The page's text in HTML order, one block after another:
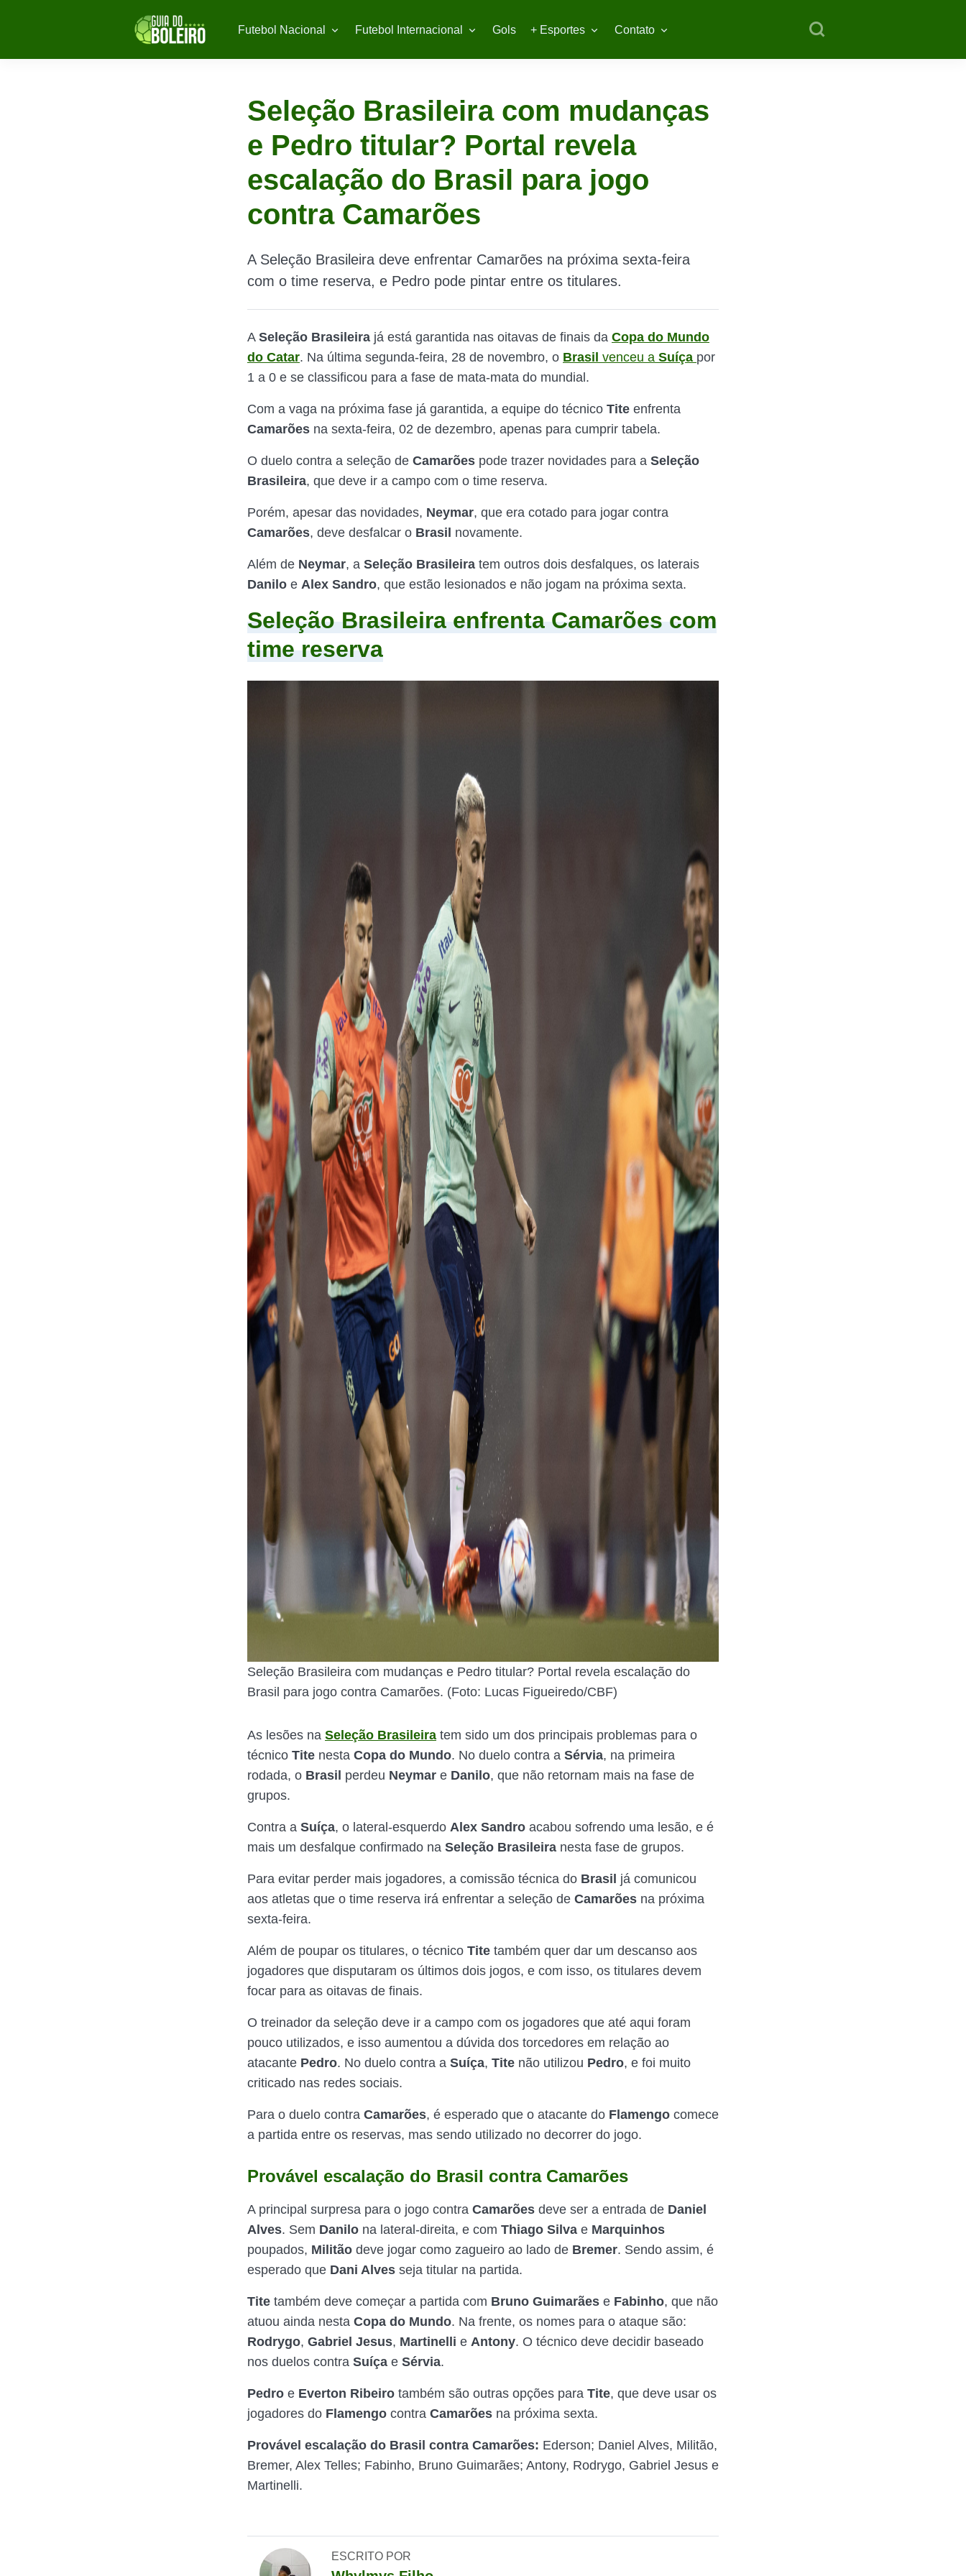
Futebol Nacional Futebol Internacional Gols + Esportes Contato
Seleção Brasileira com mudanças
e Pedro titular? Portal revela
escalação do Brasil para jogo
contra Camarões
A Seleção Brasileira deve enfrentar Camarões na próxima sexta-feira
com o time reserva, e Pedro pode pintar entre os titulares.
A Seleção Brasileira já está garantida nas oitavas de finais da Copa do Mundo
do Catar. Na última segunda-feira, 28 de novembro, o Brasil venceu a Suíça por
1 a 0 e se classificou para a fase de mata-mata do mundial.
Com a vaga na próxima fase já garantida, a equipe do técnico Tite enfrenta
Camarões na sexta-feira, 02 de dezembro, apenas para cumprir tabela.
O duelo contra a seleção de Camarões pode trazer novidades para a Seleção
Brasileira, que deve ir a campo com o time reserva.
Porém, apesar das novidades, Neymar, que era cotado para jogar contra
Camarões, deve desfalcar o Brasil novamente.
Além de Neymar, a Seleção Brasileira tem outros dois desfalques, os laterais
Danilo e Alex Sandro, que estão lesionados e não jogam na próxima sexta.
Seleção Brasileira enfrenta Camarões com
time reserva
Seleção Brasileira com mudanças e Pedro titular? Portal revela escalação do
Brasil para jogo contra Camarões. (Foto: Lucas Figueiredo/CBF)
As lesões na Seleção Brasileira tem sido um dos principais problemas para o
técnico Tite nesta Copa do Mundo. No duelo contra a Sérvia, na primeira
rodada, o Brasil perdeu Neymar e Danilo, que não retornam mais na fase de
grupos.
Contra a Suíça, o lateral-esquerdo Alex Sandro acabou sofrendo uma lesão, e é
mais um desfalque confirmado na Seleção Brasileira nesta fase de grupos.
Para evitar perder mais jogadores, a comissão técnica do Brasil já comunicou
aos atletas que o time reserva irá enfrentar a seleção de Camarões na próxima
sexta-feira.
Além de poupar os titulares, o técnico Tite também quer dar um descanso aos
jogadores que disputaram os últimos dois jogos, e com isso, os titulares devem
focar para as oitavas de finais.
O treinador da seleção deve ir a campo com os jogadores que até aqui foram
pouco utilizados, e isso aumentou a dúvida dos torcedores em relação ao
atacante Pedro. No duelo contra a Suíça, Tite não utilizou Pedro, e foi muito
criticado nas redes sociais.
Para o duelo contra Camarões, é esperado que o atacante do Flamengo comece
a partida entre os reservas, mas sendo utilizado no decorrer do jogo.
Provável escalação do Brasil contra Camarões
A principal surpresa para o jogo contra Camarões deve ser a entrada de Daniel
Alves. Sem Danilo na lateral-direita, e com Thiago Silva e Marquinhos
poupados, Militão deve jogar como zagueiro ao lado de Bremer. Sendo assim, é
esperado que Dani Alves seja titular na partida.
Tite também deve começar a partida com Bruno Guimarães e Fabinho, que não
atuou ainda nesta Copa do Mundo. Na frente, os nomes para o ataque são:
Rodrygo, Gabriel Jesus, Martinelli e Antony. O técnico deve decidir baseado
nos duelos contra Suíça e Sérvia.
Pedro e Everton Ribeiro também são outras opções para Tite, que deve usar os
jogadores do Flamengo contra Camarões na próxima sexta.
Provável escalação do Brasil contra Camarões: Ederson; Daniel Alves, Militão,
Bremer, Alex Telles; Fabinho, Bruno Guimarães; Antony, Rodrygo, Gabriel Jesus e
Martinelli.
ESCRITO POR